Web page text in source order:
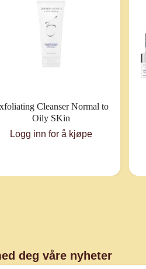
Cleanser Normal to
Oily SKin
Logg inn for å kjøpe
deg våre nyheter